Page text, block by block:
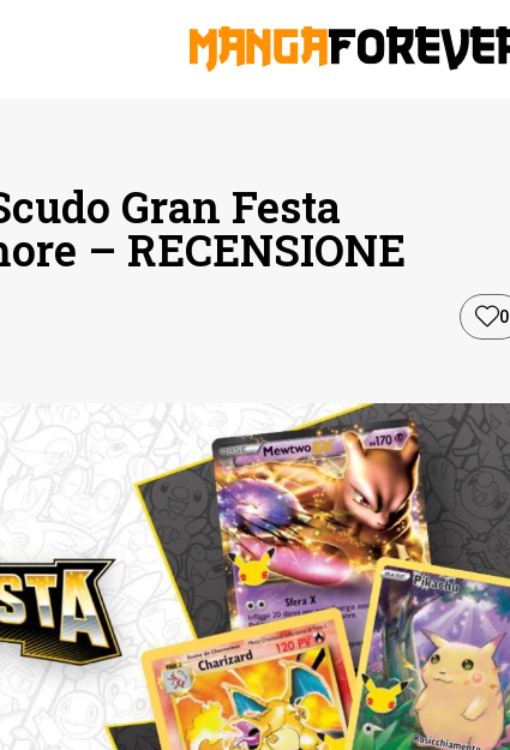
Gran Festa
– RECENSIONE
0